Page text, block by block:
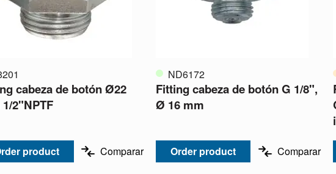
cabeza de botón Ø22
2"NPTF
product Comparar
ND6172
Fitting cabeza de botón G 1/8",
Ø 16 mm
Order product Comparar